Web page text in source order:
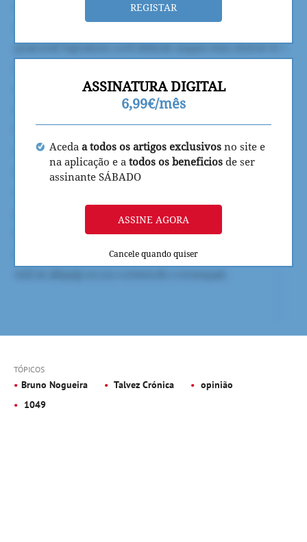
REGISTAR
ASSINATURA DIGITAL
6,99€/mês
Aceda a todos os artigos exclusivos no site e
na aplicação e a todos os beneficios de ser
assinante SÁBADO
ASSINE AGORA
Cancele quando quiser
TÓPICOS
Bruno Nogueira Talvez Crónica
opinião
1049